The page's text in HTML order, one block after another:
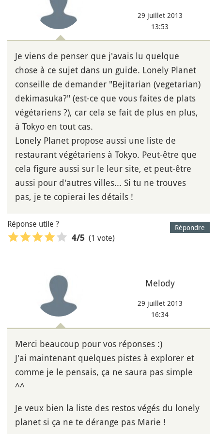
29 juillet 2013
13:53
Je viens de penser que j'avais lu quelque
chose à ce sujet dans un guide. Lonely Planet
conseille de demander "Bejitarian (vegetarian)
dekimasuka?" (est-ce que vous faites de plats
végétariens ?), car cela se fait de plus en plus,
à Tokyo en tout cas.
Lonely Planet propose aussi une liste de
restaurant végétariens à Tokyo. Peut-être que
cela figure aussi sur le leur site, et peut-être
aussi pour d'autres villes... Si tu ne trouves
pas, je te copierai les détails !
Répondre
Réponse utile ?
4/5 (1 vote)
Melody
29 juillet 2013
16:34
Merci beaucoup pour vos réponses :)
J'ai maintenant quelques pistes à explorer et
comme je le pensais, ça ne saura pas simple
^^
Je veux bien la liste des restos végés du lonely
planet si ça ne te dérange pas Marie !